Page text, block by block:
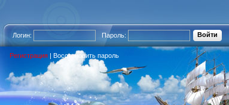
Логин: Пароль:
Регистрация | Восстановить пароль